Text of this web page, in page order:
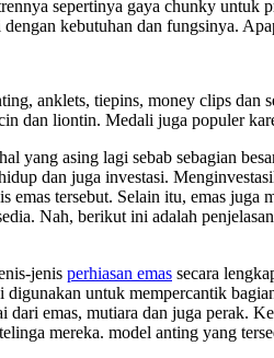
sepertinya gaya chunky
kebutuhan dan fungsinya.
anklets, tiepins, money clips dan
dan liontin. Medali juga populer
yang asing lagi sebab sebagian
dan juga investasi.
emas tersebut. Selain itu, emas
Nah, berikut ini adalah
jenis perhiasan emas secara
untuk mempercantik
dari emas, mutiara dan juga perak.
mereka. model anting yang